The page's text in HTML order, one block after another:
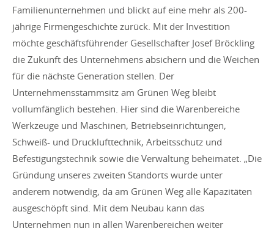
Familienunternehmen und blickt auf eine mehr als 200-
jährige Firmengeschichte zurück. Mit der Investition
möchte geschäftsführender Gesellschafter Josef Bröckling
die Zukunft des Unternehmens absichern und die Weichen
für die nächste Generation stellen. Der
Unternehmensstammsitz am Grünen Weg bleibt
vollumfänglich bestehen. Hier sind die Warenbereiche
Werkzeuge und Maschinen, Betriebseinrichtungen,
Schweiß- und Drucklufttechnik, Arbeitsschutz und
Befestigungstechnik sowie die Verwaltung beheimatet. „Die
Gründung unseres zweiten Standorts wurde unter
anderem notwendig, da am Grünen Weg alle Kapazitäten
ausgeschöpft sind. Mit dem Neubau kann das
Unternehmen nun in allen Warenbereichen weiter